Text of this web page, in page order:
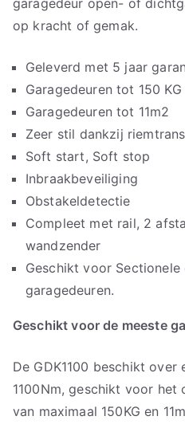
op kracht of gemak.
Geleverd met 5 jaar
Garagedeuren tot 150 KG
Garagedeuren tot 11m2
Zeer stil dankzij
Soft start, Soft stop
Inbraakbeveiliging
Obstakeldetectie
Compleet met rail, 2
wandzender
Geschikt voor
garagedeuren.
Geschikt voor de meeste
De GDK1100 beschikt over
1100Nm, geschikt voor het
van maximaal 150KG en